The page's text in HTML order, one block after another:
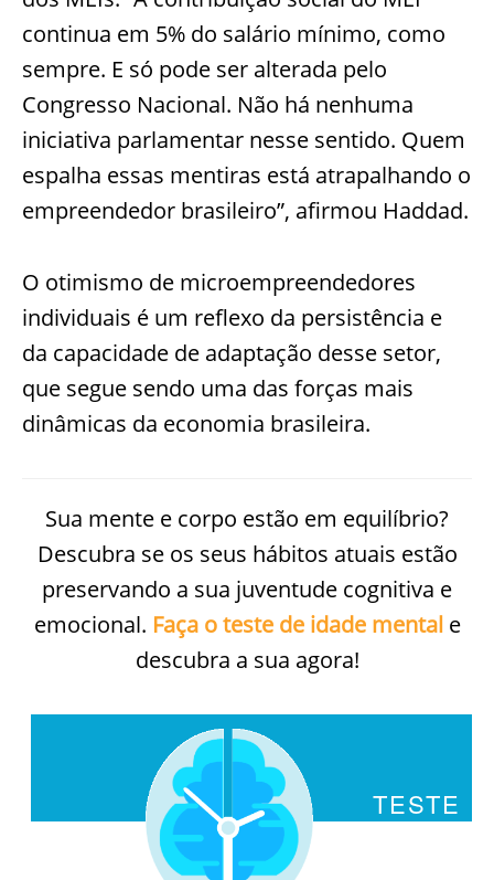
continua em 5% do salário mínimo, como
sempre. E só pode ser alterada pelo
Congresso Nacional. Não há nenhuma
iniciativa parlamentar nesse sentido. Quem
espalha essas mentiras está atrapalhando o
empreendedor brasileiro”, afirmou Haddad.
O otimismo de microempreendedores
individuais é um reflexo da persistência e
da capacidade de adaptação desse setor,
que segue sendo uma das forças mais
dinâmicas da economia brasileira.
Sua mente e corpo estão em equilíbrio?
Descubra se os seus hábitos atuais estão
preservando a sua juventude cognitiva e
emocional. Faça o teste de idade mentale
descubra a sua agora!